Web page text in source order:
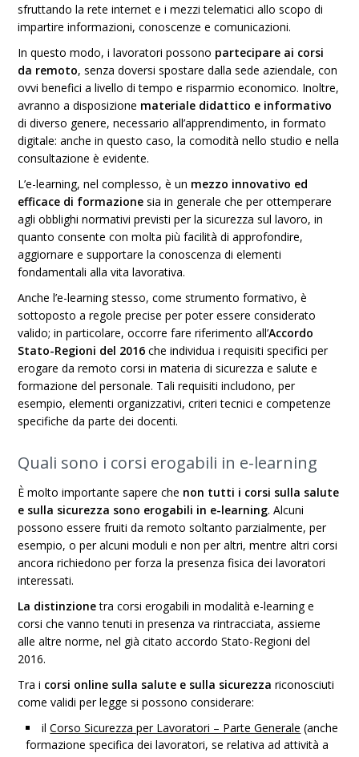
sfruttando la rete internet e i mezzi telematici allo scopo di
impartire informazioni, conoscenze e comunicazioni.
In questo modo, i lavoratori possono partecipare ai corsi
da remoto, senza doversi spostare dalla sede aziendale, con
ovvi benefici a livello di tempo e risparmio economico. Inoltre,
avranno a disposizione materiale didattico e informativo
di diverso genere, necessario all’apprendimento, in formato
digitale: anche in questo caso, la comodità nello studio e nella
consultazione è evidente.
L’e-learning, nel complesso, è un mezzo innovativo ed
efficace di formazione sia in generale che per ottemperare
agli obblighi normativi previsti per la sicurezza sul lavoro, in
quanto consente con molta più facilità di approfondire,
aggiornare e supportare la conoscenza di elementi
fondamentali alla vita lavorativa.
Anche l’e-learning stesso, come strumento formativo, è
sottoposto a regole precise per poter essere considerato
valido; in particolare, occorre fare riferimento all’Accordo
Stato-Regioni del 2016 che individua i requisiti specifici per
erogare da remoto corsi in materia di sicurezza e salute e
formazione del personale. Tali requisiti includono, per
esempio, elementi organizzativi, criteri tecnici e competenze
specifiche da parte dei docenti.
Quali sono i corsi erogabili in e-learning
È molto importante sapere che non tutti i corsi sulla salute
e sulla sicurezza sono erogabili in e-learning. Alcuni
possono essere fruiti da remoto soltanto parzialmente, per
esempio, o per alcuni moduli e non per altri, mentre altri corsi
ancora richiedono per forza la presenza fisica dei lavoratori
interessati.
La distinzionetra corsi erogabili in modalità e-learning e
corsi che vanno tenuti in presenza va rintracciata, assieme
alle altre norme, nel già citato accordo Stato-Regioni del
2016.
Tra i corsi online sulla salute e sulla sicurezza riconosciuti
come validi per legge si possono considerare:
ilCorso Sicurezza per Lavoratori – Parte Generale (anche
formazione specifica dei lavoratori, se relativa ad attività a